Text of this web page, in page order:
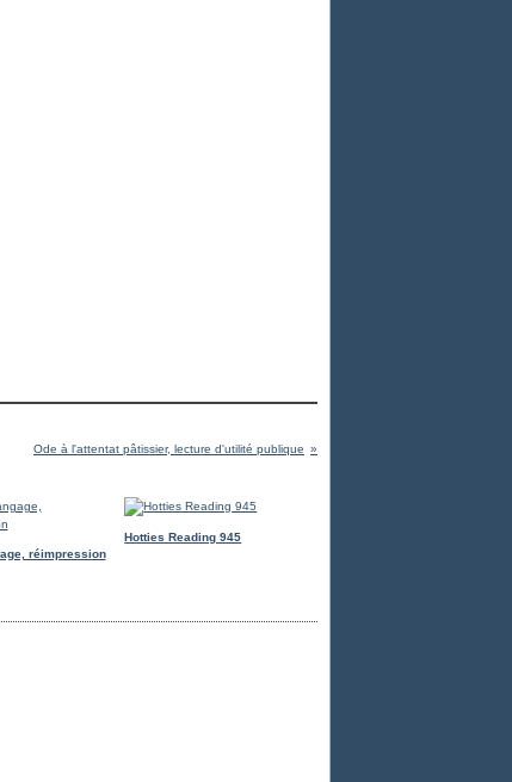
Ode à l'attentat pâtissier, lecture d'utilité publique
réimpression
Hotties Reading 945